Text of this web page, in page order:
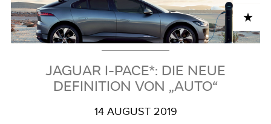
n
e
SPAIN (ESPAÑOL)
ADD TO CART
JAGUAR I-PACE*: DIE NEUE
DEFINITION VON „AUTO“
14 AUGUST 2019